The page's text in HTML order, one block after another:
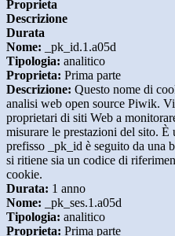
Proprieta
Descrizione
Durata
Nome: _pk_id.1.a05d
Tipologia: analitico
Proprieta: Prima parte
Descrizione: Questo nome di
analisi web open source Piwik.
proprietari di siti Web a
misurare le prestazioni del sito.
prefisso _pk_id è seguito da una
si ritiene sia un codice di
cookie.
Durata: 1 anno
Nome: _pk_ses.1.a05d
Tipologia: analitico
Proprieta: Prima parte